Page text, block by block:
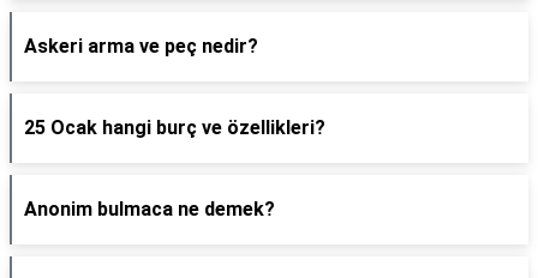
Askeri arma ve peç nedir?
25 Ocak hangi burç ve özellikleri?
Anonim bulmaca ne demek?